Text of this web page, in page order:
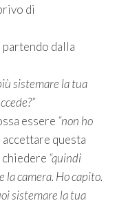
di
dalla
sistemare la tua
essere “non ho
questa
“quindi
la camera. Ho capito.
sistemare la tua